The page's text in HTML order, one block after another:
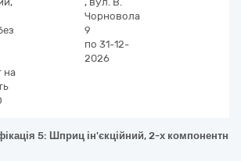
на
Чорновола
9
по 31-12-
2026
5: Шприц ін'єкційний, 2-х